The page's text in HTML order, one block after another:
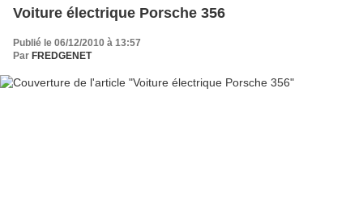
Voiture électrique Porsche 356
Publié le 06/12/2010 à 13:57
Par FREDGENET